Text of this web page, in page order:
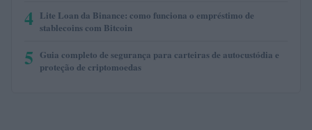
4 Lite Loan da Binance: como funciona o empréstimo de
stablecoins com Bitcoin
5 Guia completo de segurança para carteiras de autocustódia e
proteção de criptomoedas